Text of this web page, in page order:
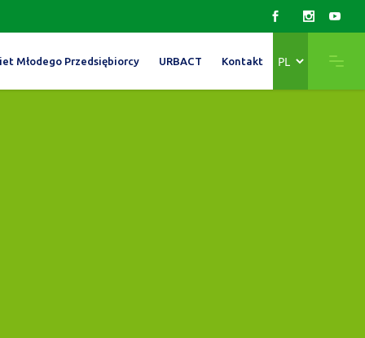
Młodego Przedsiębiorcy URBACT Kontakt
język